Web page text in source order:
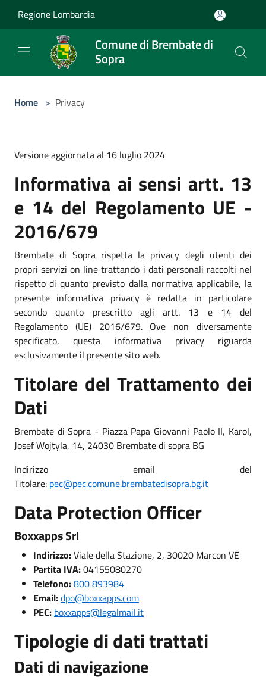
Regione Lombardia
Comune di Brembate di
Sopra
Home > Privacy
Versione aggiornata al 16 luglio 2024
Informativa ai sensi artt. 13
e 14 del Regolamento UE -
2016/679
Brembate di Sopra rispetta la privacy degli utenti dei
propri servizi on line trattando i dati personali raccolti nel
rispetto di quanto previsto dalla normativa applicabile, la
presente informativa privacy è redatta in particolare
secondo quanto prescritto agli artt. 13 e 14 del
Regolamento (UE) 2016/679. Ove non diversamente
specificato, questa informativa privacy riguarda
esclusivamente il presente sito web.
Titolare del Trattamento dei
Dati
Brembate di Sopra - Piazza Papa Giovanni Paolo II, Karol,
Josef Wojtyla, 14, 24030 Brembate di sopra BG
Indirizzo email del
Titolare: pec@pec.comune.brembatedisopra.bg.it
Data Protection Officer
Boxxapps Srl
Indirizzo:Viale della Stazione, 2, 30020 Marcon VE
Partita IVA:04155080270
Telefono:800 893984
Email:dpo@boxxapps.com
PEC: boxxapps@legalmail.it
Tipologie di dati trattati
Dati di navigazione